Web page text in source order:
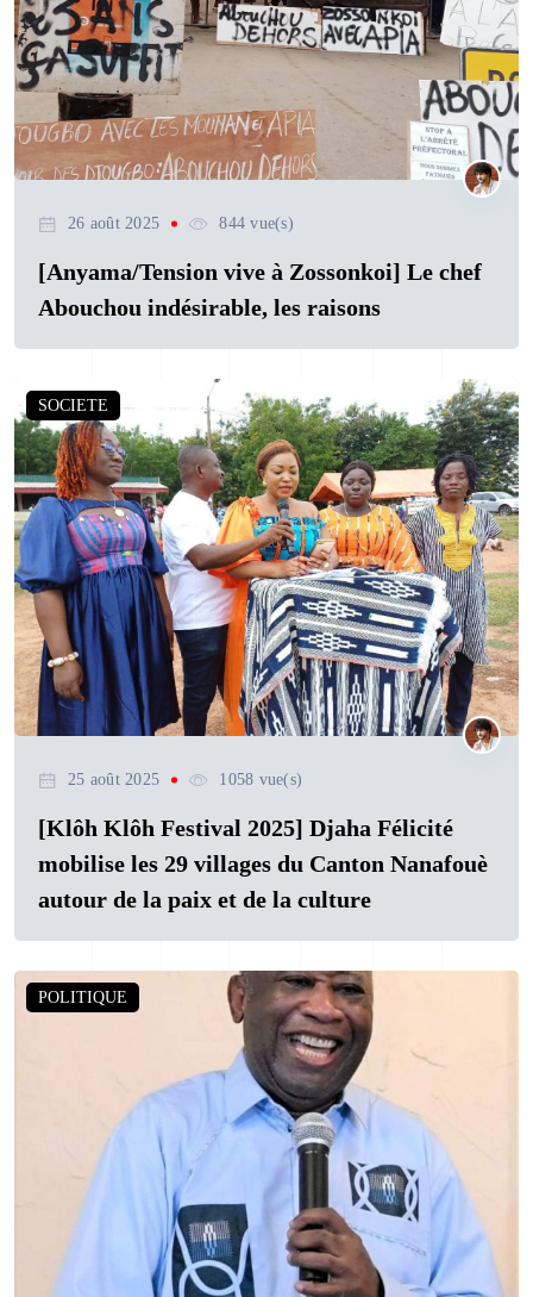
26 août 2025 844 vue(s)
[Anyama/Tension vive à Zossonkoi] Le chef
Abouchou indésirable, les raisons
SOCIETE
25 août 2025 1058 vue(s)
[Klôh Klôh Festival 2025] Djaha Félicité
mobilise les 29 villages du Canton Nanafouè
autour de la paix et de la culture
POLITIQUE